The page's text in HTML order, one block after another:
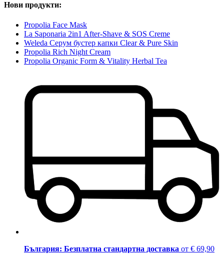
Нови продукти:
Propolia Face Mask
La Saponaria 2in1 After-Shave & SOS Creme
Weleda Серум бустер капки Clear & Pure Skin
Propolia Rich Night Cream
Propolia Organic Form & Vitality Herbal Tea
България: Безплатна стандартна доставка от € 69,90